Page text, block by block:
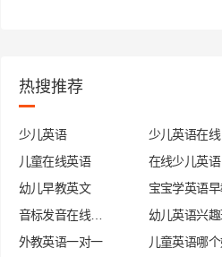
热搜推荐
少儿英语
少儿英语在线
儿童在线英语
在线少儿英语
幼儿早教英文
宝宝学英语
幼儿英语兴
外教英语一对一
儿童英语哪